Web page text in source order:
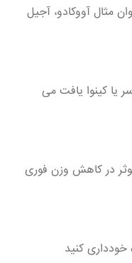
مثال آووکادو، آجیل
یا کینوا یافت می
کنید